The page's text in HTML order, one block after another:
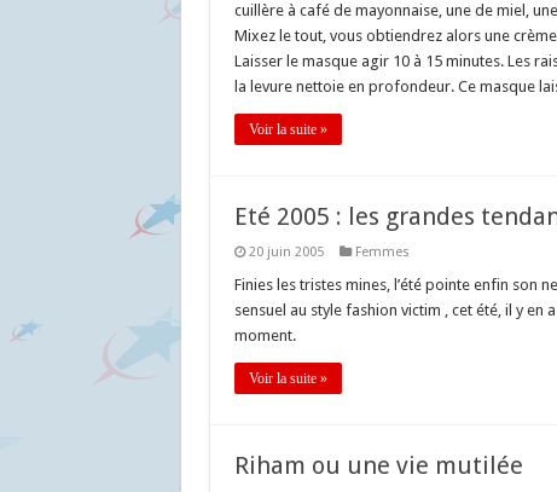
cuillère à café de mayonnaise, une de miel,
Mixez le tout, vous obtiendrez alors une
Laisser le masque agir 10 à 15 minutes. Les
la levure nettoie en profondeur. Ce masque
Voir la suite »
Eté 2005 : les grandes
20 juin 2005 Femmes
Finies les tristes mines, l’été pointe enfin son
sensuel au style fashion victim , cet été, il y
moment.
Voir la suite »
Riham ou une vie mutilée